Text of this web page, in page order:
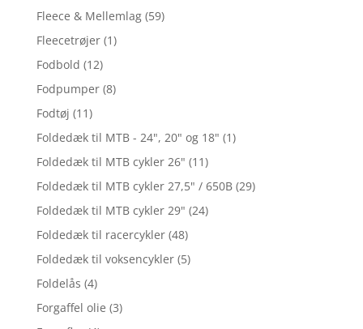
Fleece & Mellemlag (59)
Fleecetrøjer (1)
Fodbold (12)
Fodpumper (8)
Fodtøj (11)
Foldedæk til MTB - 24", 20" og 18" (1)
Foldedæk til MTB cykler 26" (11)
Foldedæk til MTB cykler 27,5" / 650B (29)
Foldedæk til MTB cykler 29" (24)
Foldedæk til racercykler (48)
Foldedæk til voksencykler (5)
Foldelås (4)
Forgaffel olie (3)